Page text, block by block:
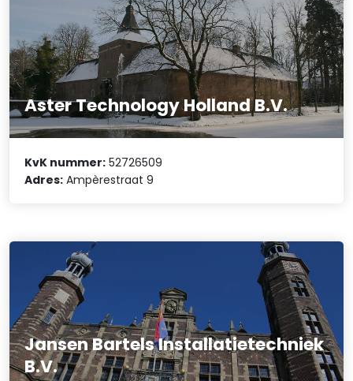
Aster Technology Holland B.V.
KvK nummer: 52726509
Adres: Ampèrestraat 9
Jansen Bartels Installatietechniek
B.V.